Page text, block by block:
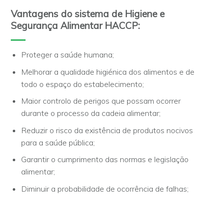
Vantagens do sistema de Higiene e
Segurança Alimentar HACCP:
Proteger a saúde humana;
Melhorar a qualidade higiénica dos alimentos e de
todo o espaço do estabelecimento;
Maior controlo de perigos que possam ocorrer
durante o processo da cadeia alimentar;
Reduzir o risco da existência de produtos nocivos
para a saúde pública;
Garantir o cumprimento das normas e legislação
alimentar;
Diminuir a probabilidade de ocorrência de falhas;